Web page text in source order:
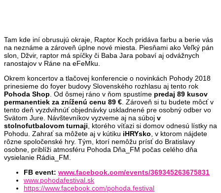
Tam kde iní obrusujú okraje, Raptor Koch pridáva farbu a berie vás
na neznáme a zároveň úplne nové miesta. Piesňami ako Veľký pán
slon, Džvir, raptor má spíčky či Baba Jara pobaví aj odvážnych
ranostajov v Ráne na eFeMku.
Okrem koncertov a tlačovej konferencie o novinkách Pohody 2018
prinesieme do foyer budovy Slovenského rozhlasu aj tento rok
Pohoda Shop . Od ôsmej ráno v ňom spustíme predaj 89 kusov
permanentiek za zníženú cenu 89 € . Zároveň si tu budete môcť v
tento deň vyzdvihnúť objednávky uskladnené pre osobný odber vo
Svätom Jure. Návštevníkov vyzveme aj na súboj v
stolnofutbalovom turnaji , ktorého víťazi si domov odnesú lístky na
Pohodu. Zahrať sa môžete aj v kútiku iHRYsko , v ktorom nájdete
rôzne spoločenské hry. Tým, ktorí nemôžu prísť do Bratislavy
osobne, priblíži atmosféru Pohoda Dňa_FM počas celého dňa
vysielanie Rádia_FM.
FB event: www.facebook.com/events/369345263675831
www.pohodafestival.sk
https://www.facebook.com/pohoda.festival